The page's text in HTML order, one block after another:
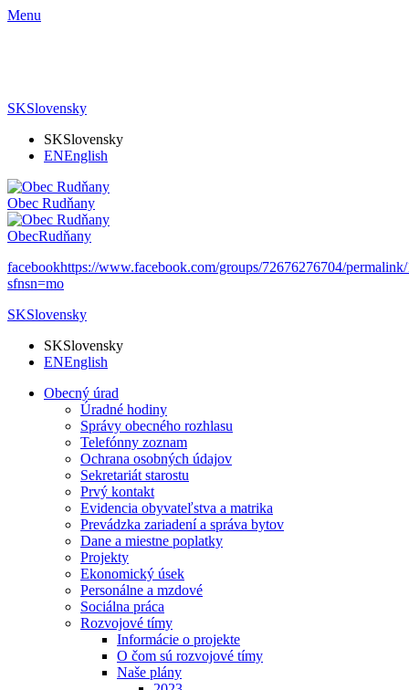
Menu
SKSlovensky
SKSlovensky
ENEnglish
Obec Rudňany
ObecRudňany
facebookhttps://www.facebook.com/groups/72676276704/
sfnsn=mo
SKSlovensky
SKSlovensky
ENEnglish
Obecný úrad
Úradné hodiny
Správy obecného rozhlasu
Telefónny zoznam
Ochrana osobných údajov
Sekretariát starostu
Prvý kontakt
Evidencia obyvateľstva a matrika
Prevádzka zariadení a správa bytov
Dane a miestne poplatky
Projekty
Ekonomický úsek
Personálne a mzdové
Sociálna práca
Rozvojové tímy
Informácie o projekte
O čom sú rozvojové tímy
Naše plány